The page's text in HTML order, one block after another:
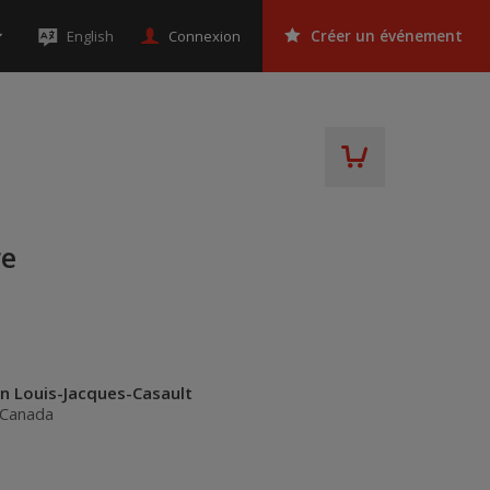
English Connexion Créer un événement
Louis-Jacques-Casault
Canada